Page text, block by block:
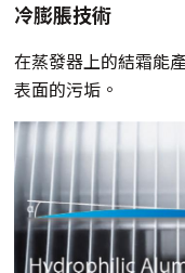
冷膨脹技術
在蒸發器上的結霜能
表面的污垢。